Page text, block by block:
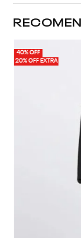
40% OFF
20% OFF EXTRA